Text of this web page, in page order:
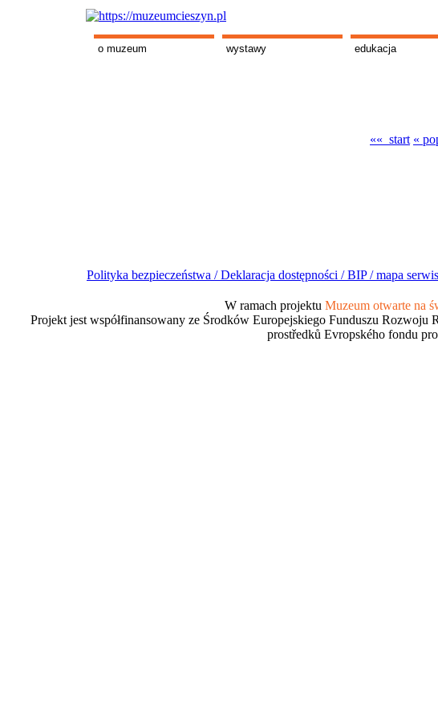
o muzeum wystawy edukacja
«« start «
Polityka bezpieczeństwa /Deklaracja dostępności /BIP /mapa
W ramach projektu Muzeum otwarte na
Projekt jest współfinansowany ze Środków Europejskiego Funduszu
prostředků Evropského fondu